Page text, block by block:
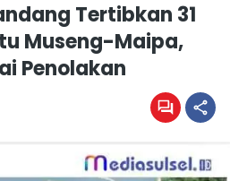
Tertibkan 31
Museng-Maipa,
Penolakan